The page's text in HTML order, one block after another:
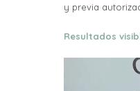
y previa
Resultados